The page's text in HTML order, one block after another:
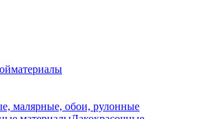
малярные, обои, рулонные